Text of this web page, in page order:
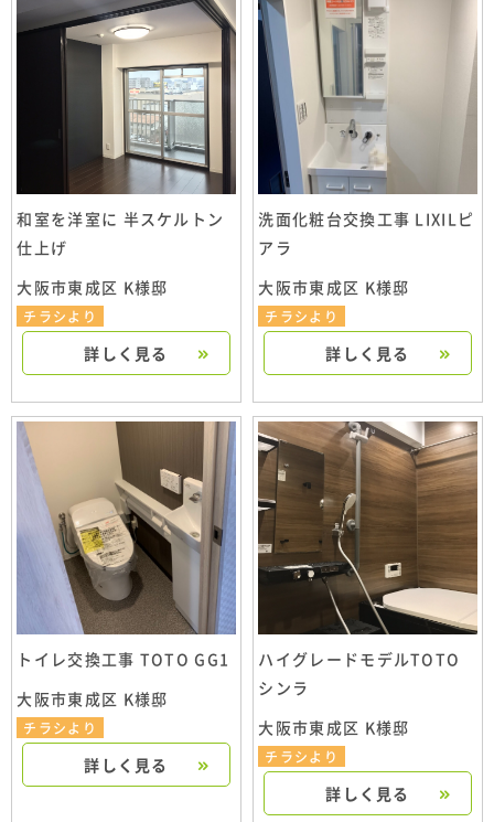
和室を洋室に 半スケルトン
仕上げ
大阪市東成区 K様邸
チラシより
詳しく見る
洗面化粧台交換工事 LIXILピ
アラ
大阪市東成区 K様邸
チラシより
詳しく見る
トイレ交換工事 TOTO GG1
大阪市東成区 K様邸
チラシより
詳しく見る
ハイグレードモデルTOTO
シンラ
大阪市東成区 K様邸
チラシより
詳しく見る